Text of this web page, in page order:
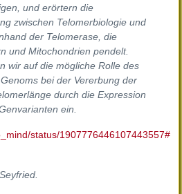
und erörtern die
zwischen Telomerbiologie und
der Telomerase, die
und Mitochondrien pendelt.
wir auf die mögliche Rolle des
bei der Vererbung der
durch die Expression
ein.
status/1907776446107443557#